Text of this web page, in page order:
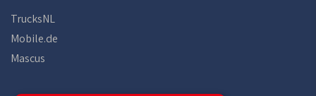
TrucksNL
Mobile.de
Mascus